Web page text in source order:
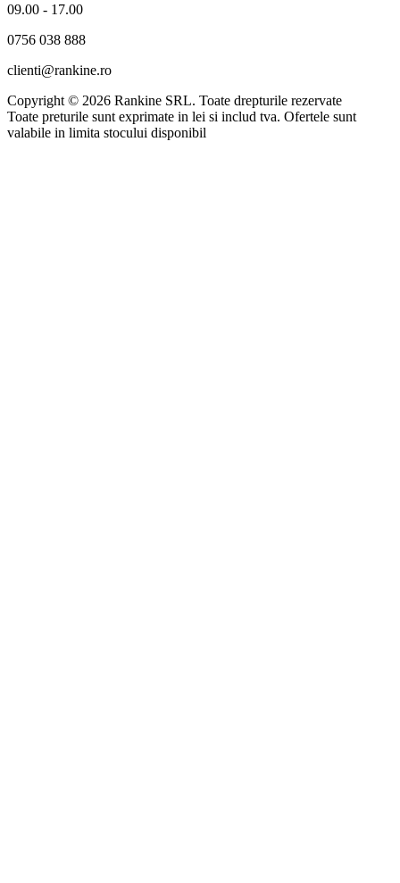
09.00 - 17.00
0756 038 888
clienti@rankine.ro
Copyright © 2026 Rankine SRL. Toate drepturile rezervate
Toate preturile sunt exprimate in lei si includ tva. Ofertele sunt
valabile in limita stocului disponibil